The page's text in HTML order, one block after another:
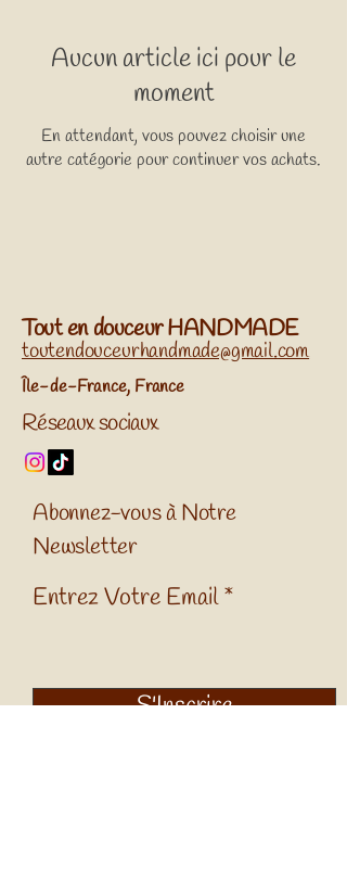
Aucun article ici pour le
moment
En attendant, vous pouvez choisir une
autre catégorie pour continuer vos achats.
Tout en douceur HANDMADE
toutendouceurhandmade@gmail.com
​Île-de-France, France
Réseaux sociaux
Abonnez-vous à Notre
Newsletter
Entrez Votre Email
S'Inscrire